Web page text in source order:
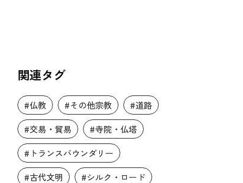
関連タグ
#仏教 #その他宗教
#道路
#交易・貿易
#寺院・仏塔
#トランスバウンダリー
#古代文明
#シルク・ロード